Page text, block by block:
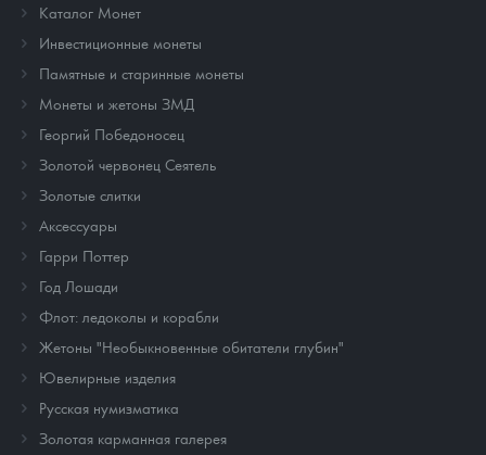
Каталог Монет
Инвестиционные монеты
Памятные и старинные монеты
Монеты и жетоны ЗМД
Георгий Победоносец
Золотой червонец Сеятель
Золотые слитки
Аксессуары
Гарри Поттер
Год Лошади
Флот: ледоколы и корабли
Жетоны "Необыкновенные обитатели глубин"
Ювелирные изделия
Русская нумизматика
Золотая карманная галерея